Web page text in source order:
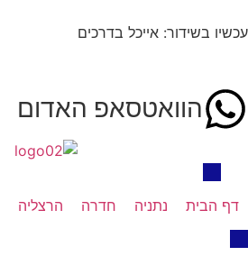
עכשיו בשידור: אייכל בדרכים
הוואטסאפ האדום
דף הבית נתניה חדרה הרצליה